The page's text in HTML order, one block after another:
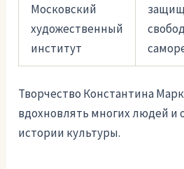
Московский
художественный
институт
Творчество Константина
вдохновлять многих людей и
истории культуры.